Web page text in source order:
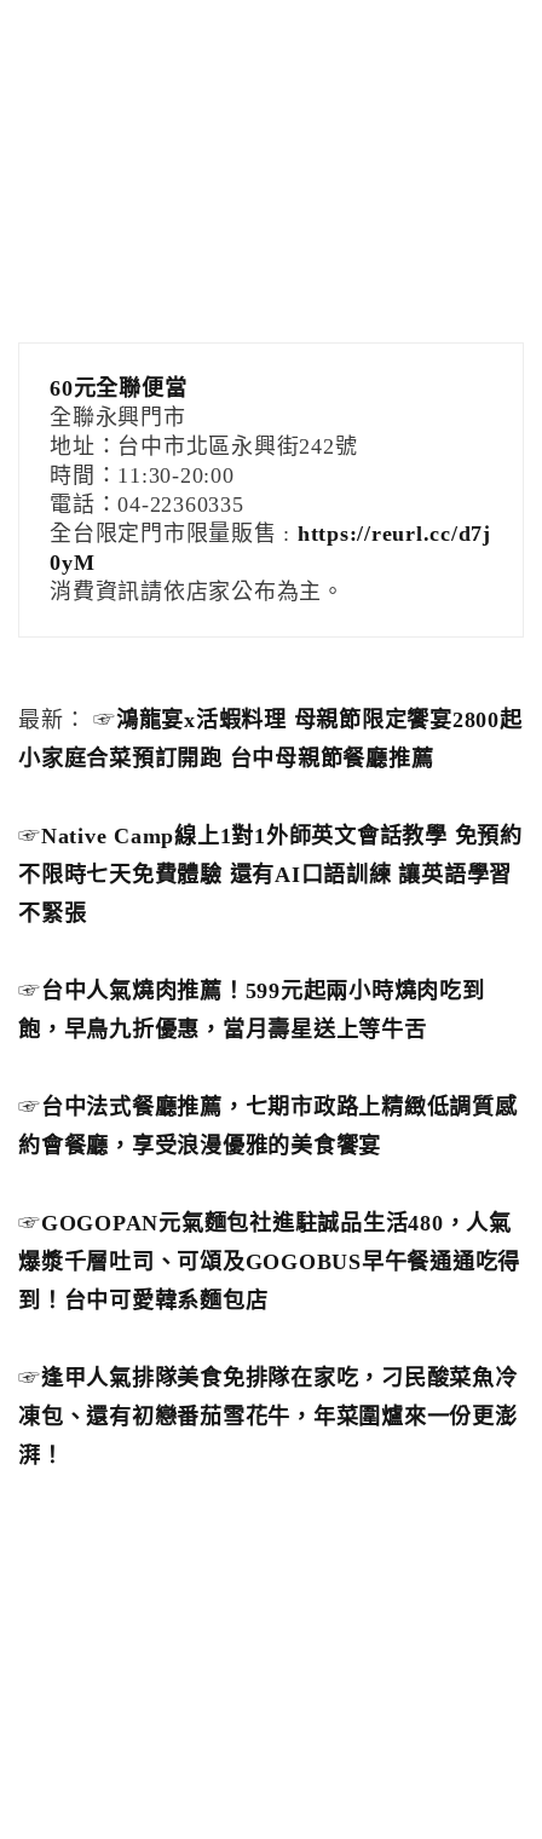
60元全聯便當
全聯永興門市
地址：台中市北區永興街242號
時間：11:30-20:00
電話：04-22360335
全台限定門市限量販售 : https://reurl.cc/d7j
0yM
消費資訊請依店家公布為主。
最新： ☞鴻龍宴x活蝦料理 母親節限定饗宴2800起
小家庭合菜預訂開跑 台中母親節餐廳推薦
☞Native Camp線上1對1外師英文會話教學 免預約
不限時七天免費體驗 還有AI口語訓練 讓英語學習
不緊張
☞台中人氣燒肉推薦！599元起兩小時燒肉吃到
飽，早鳥九折優惠，當月壽星送上等牛舌
☞台中法式餐廳推薦，七期市政路上精緻低調質感
約會餐廳，享受浪漫優雅的美食饗宴
☞GOGOPAN元氣麵包社進駐誠品生活480，人氣
爆漿千層吐司、可頌及GOGOBUS早午餐通通吃得
到！台中可愛韓系麵包店
☞逢甲人氣排隊美食免排隊在家吃，刁民酸菜魚冷
凍包、還有初戀番茄雪花牛，年菜圍爐來一份更澎
湃！